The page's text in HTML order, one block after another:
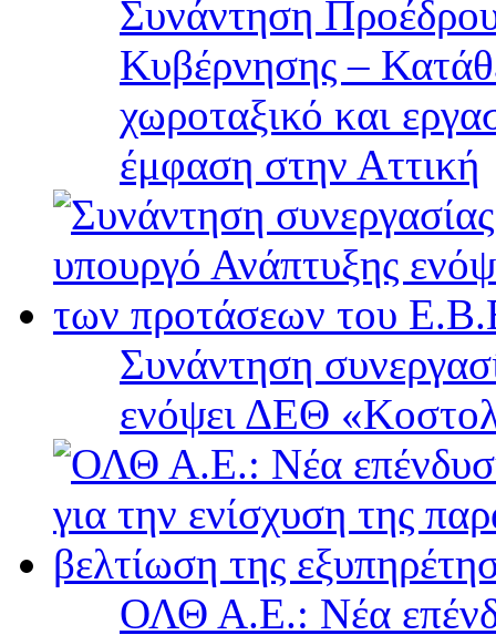
Συνάντηση
Κυβέρνησης –
χωροταξικό και
έμφαση στην Αττική
Συνάντηση
ενόψει ΔΕΘ
ΟΛΘ Α.Ε.: Νέα